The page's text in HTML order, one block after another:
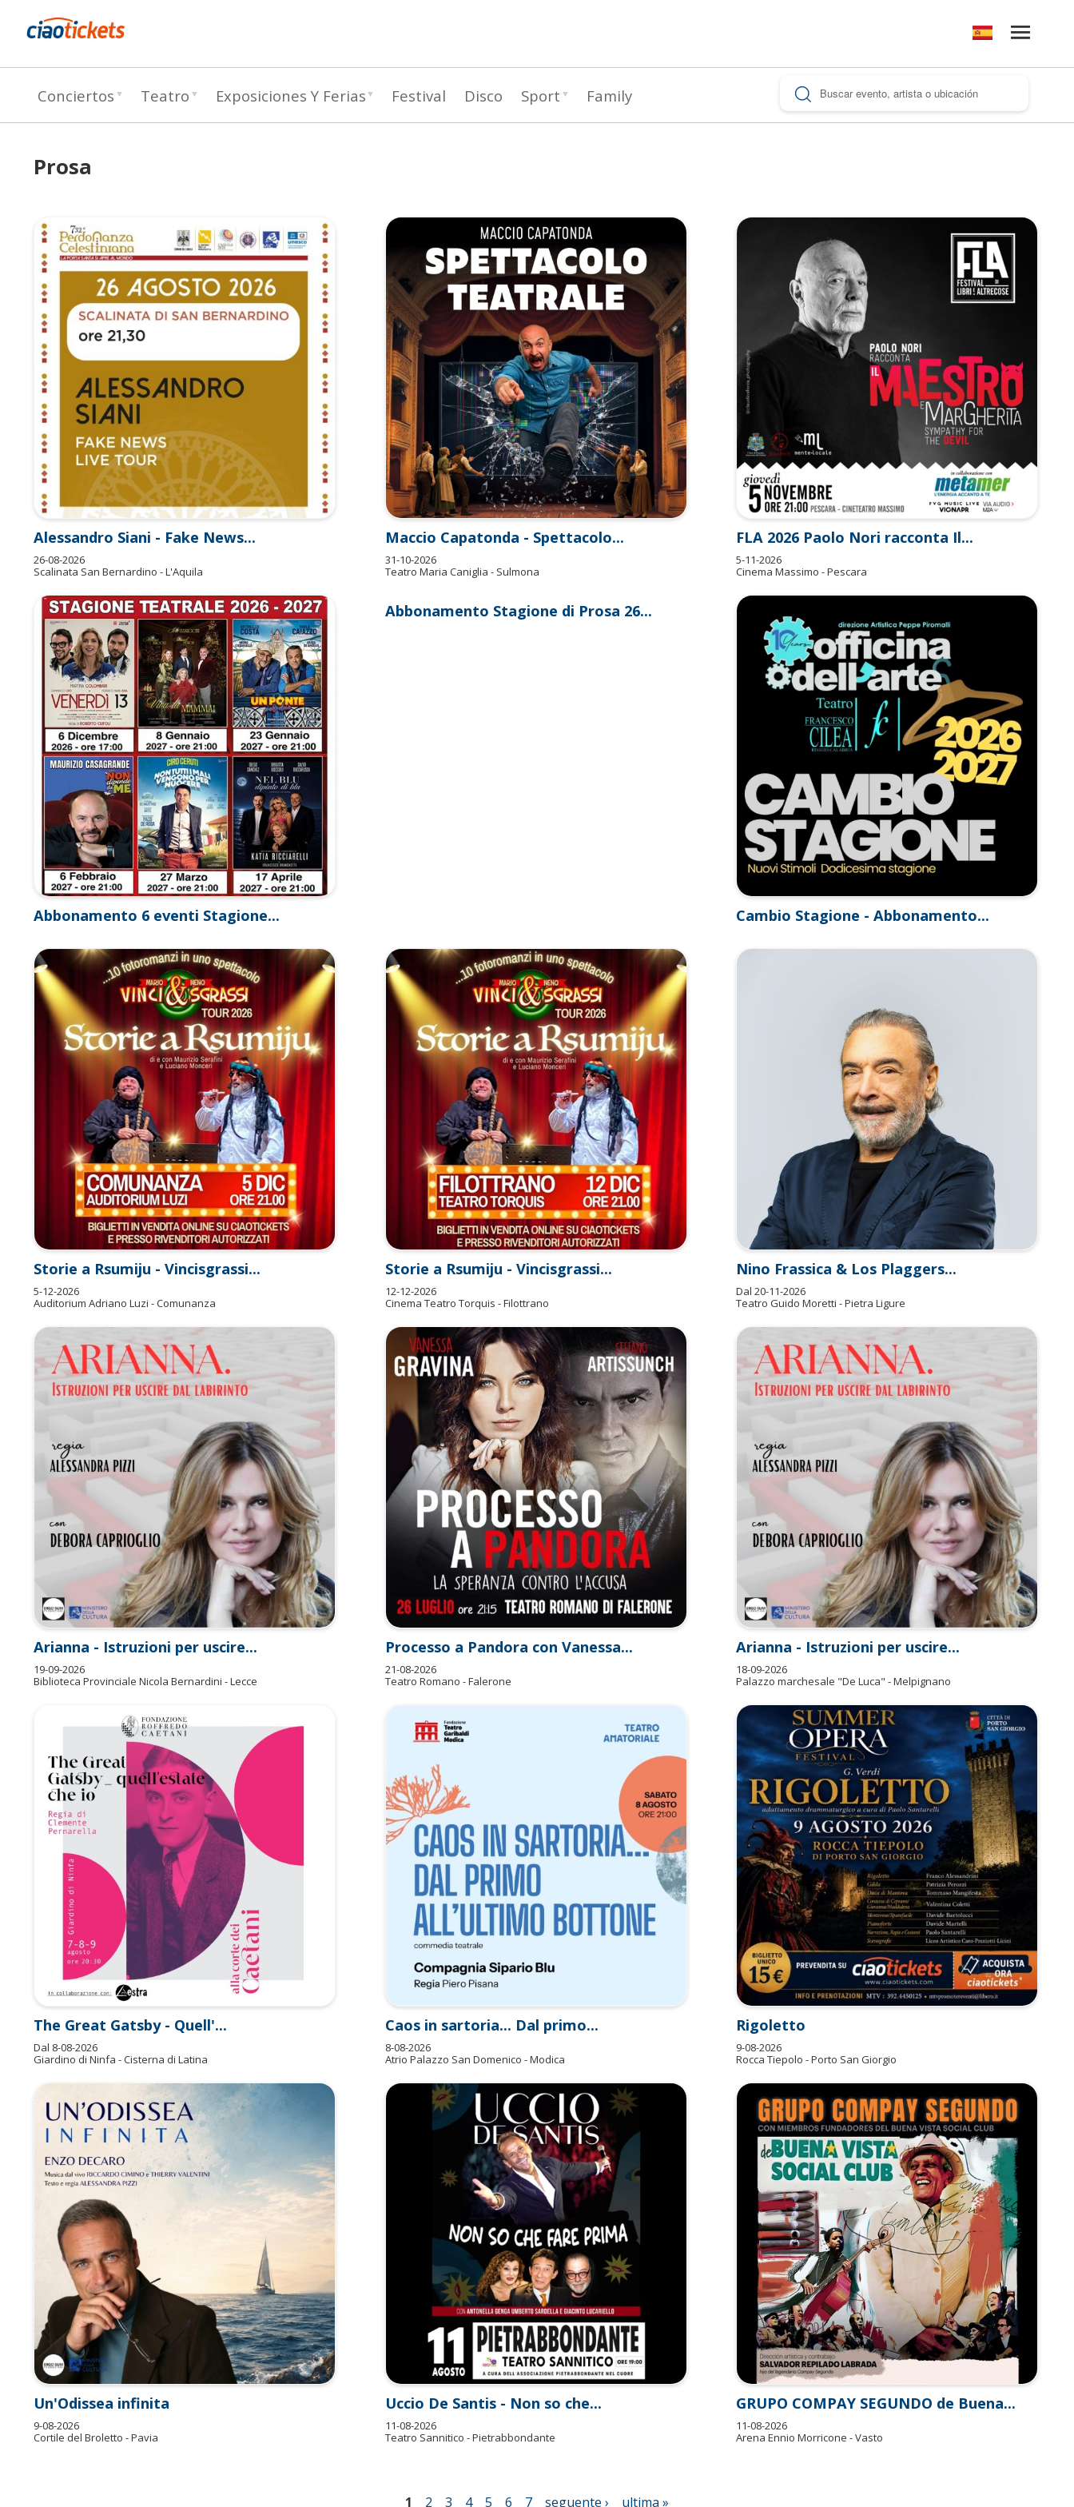
principal
c
a
o
Conciertos Teatro Exposiciones Y Ferias Festival Disco Sport Family
Prosa
Alessandro Siani - Fake News...
26-08-2026
Scalinata San Bernardino - L'Aquila
Maccio Capatonda - Spettacolo...
31-10-2026
Teatro Maria Caniglia - Sulmona
FLA 2026 Paolo Nori racconta Il...
5-11-2026
Cinema Massimo - Pescara
Abbonamento 6 eventi Stagione...
Abbonamento Stagione di Prosa 26...
Cambio Stagione - Abbonamento...
Storie a Rsumiju - Vincisgrassi...
5-12-2026
Auditorium Adriano Luzi - Comunanza
Storie a Rsumiju - Vincisgrassi...
12-12-2026
Cinema Teatro Torquis - Filottrano
Nino Frassica & Los Plaggers...
Dal 20-11-2026
Teatro Guido Moretti - Pietra Ligure
Arianna - Istruzioni per uscire...
19-09-2026
Biblioteca Provinciale Nicola Bernardini - Lecce
Processo a Pandora con Vanessa...
21-08-2026
Teatro Romano - Falerone
Arianna - Istruzioni per uscire...
18-09-2026
Palazzo marchesale "De Luca" - Melpignano
The Great Gatsby - Quell'...
Dal 8-08-2026
Giardino di Ninfa - Cisterna di Latina
Caos in sartoria... Dal primo...
8-08-2026
Atrio Palazzo San Domenico - Modica
Rigoletto
9-08-2026
Rocca Tiepolo - Porto San Giorgio
Un'Odissea infinita
9-08-2026
Cortile del Broletto - Pavia
Uccio De Santis - Non so che...
11-08-2026
Teatro Sannitico - Pietrabbondante
GRUPO COMPAY SEGUNDO de Buena...
11-08-2026
Arena Ennio Morricone - Vasto
1 2 3 4 5 6 7 seguente ›
ultima »